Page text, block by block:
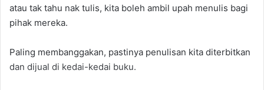
atau tak tahu nak tulis, kita boleh ambil upah menulis bagi
pihak mereka.
Paling membanggakan, pastinya penulisan kita diterbitkan
dan dijual di kedai-kedai buku.